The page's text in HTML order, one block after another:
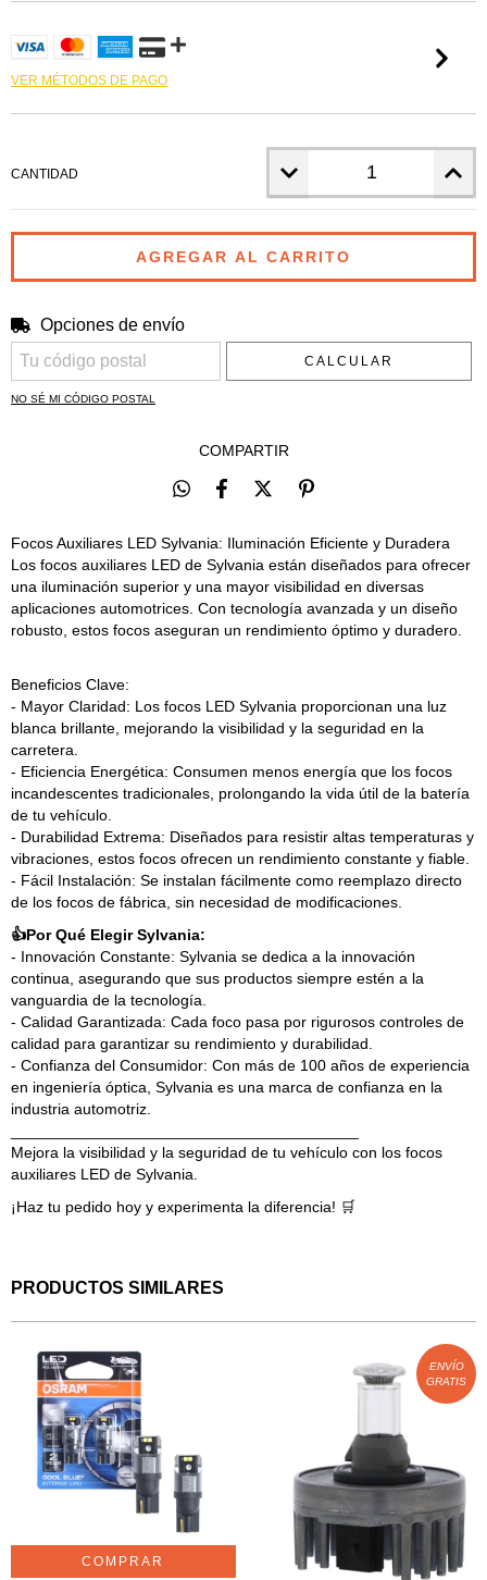
VER MÉTODOS DE PAGO
CANTIDAD
Entregas para el CP:
Opciones de envío
CALCULAR
NO SÉ MI CÓDIGO POSTAL
COMPARTIR
Focos Auxiliares LED Sylvania: Iluminación Eficiente y Duradera
Los focos auxiliares LED de Sylvania están diseñados para ofrecer
una iluminación superior y una mayor visibilidad en diversas
aplicaciones automotrices. Con tecnología avanzada y un diseño
robusto, estos focos aseguran un rendimiento óptimo y duradero.
Beneficios Clave:
- Mayor Claridad: Los focos LED Sylvania proporcionan una luz
blanca brillante, mejorando la visibilidad y la seguridad en la
carretera.
- Eficiencia Energética: Consumen menos energía que los focos
incandescentes tradicionales, prolongando la vida útil de la batería
de tu vehículo.
- Durabilidad Extrema: Diseñados para resistir altas temperaturas y
vibraciones, estos focos ofrecen un rendimiento constante y fiable.
- Fácil Instalación: Se instalan fácilmente como reemplazo directo
de los focos de fábrica, sin necesidad de modificaciones.
👍Por Qué Elegir Sylvania:
- Innovación Constante: Sylvania se dedica a la innovación
continua, asegurando que sus productos siempre estén a la
vanguardia de la tecnología.
- Calidad Garantizada: Cada foco pasa por rigurosos controles de
calidad para garantizar su rendimiento y durabilidad.
- Confianza del Consumidor: Con más de 100 años de experiencia
en ingeniería óptica, Sylvania es una marca de confianza en la
industria automotriz.
Mejora la visibilidad y la seguridad de tu vehículo con los focos
auxiliares LED de Sylvania.
¡Haz tu pedido hoy y experimenta la diferencia! 🛒
PRODUCTOS SIMILARES
ENVÍO
GRATIS